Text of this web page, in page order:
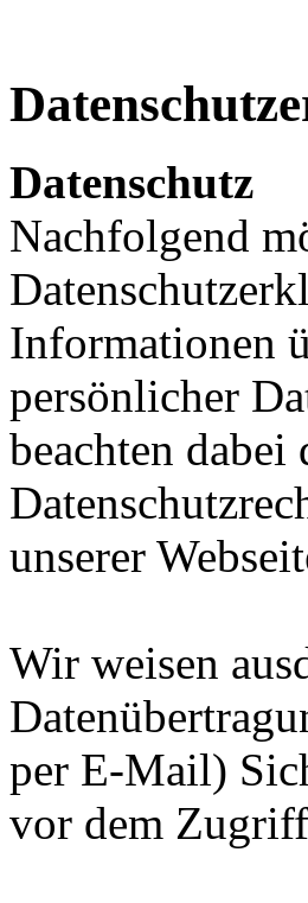
Datenschutz
Nachfolgend
Informationen
persönlicher
beachten dabei
unserer
Wir weisen
per E-Mail)
vor dem